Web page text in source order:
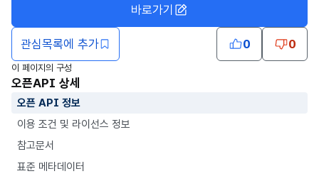
관심목록에 추가
바로가기
0 0
이 페이지의 구성
오픈API 상세
오픈 API 정보
이용 조건 및 라이선스 정보
참고문서
표준 메타데이터